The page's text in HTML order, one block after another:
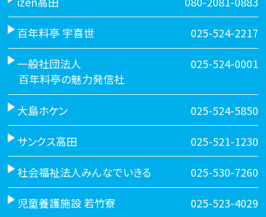
百年料亭 宇喜世 025-524-2217
一般社団法人
百年料亭の魅力発信社
025-524-0001
大島ホケン 025-524-5850
サンクス高田 025-521-1230
社会福祉法人みんなでいきる 025-530-7260
児童養護施設 若竹寮 025-523-4029